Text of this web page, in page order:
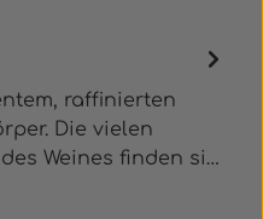
raffinierten
Die vielen
Weines finden si…